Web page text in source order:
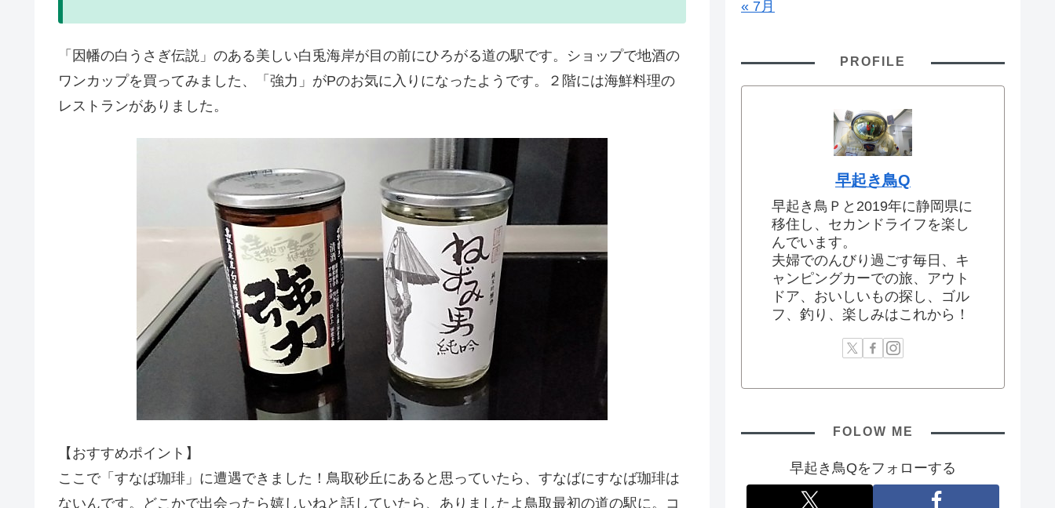
「因幡の白うさぎ伝説」のある美しい白兎海岸が目の前にひろがる道の駅です。ショップで地酒の
ワンカップを買ってみました、「強力」がPのお気に入りになったようです。２階には海鮮料理の
レストランがありました。
【おすすめポイント】
ここで「すなば珈琲」に遭遇できました！鳥取砂丘にあると思っていたら、すなばにすなば珈琲は
ないんです。どこかで出会ったら嬉しいねと話していたら、ありましたよ鳥取最初の道の駅に。コ
« 7月
PROFILE
早起き鳥Q
早起き鳥Ｐと2019年に静岡県に
移住し、セカンドライフを楽し
んでいます。
夫婦でのんびり過ごす毎日、キ
ャンピングカーでの旅、アウト
ドア、おいしいもの探し、ゴル
フ、釣り、楽しみはこれから！
FOLOW ME
早起き鳥Qをフォローする